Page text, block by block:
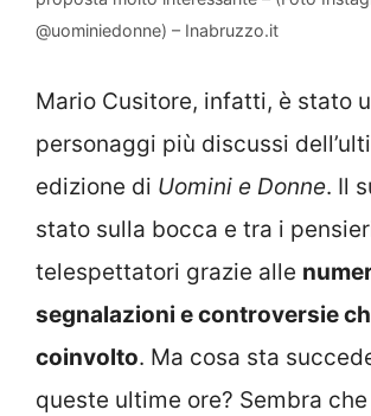
@uominiedonne) – Inabruzzo.it
Mario Cusitore, infatti, è stato
personaggi più discussi
edizione di Uomini e Donne. Il
stato sulla bocca e tra i
telespettatori grazie alle
segnalazioni e controversie
coinvolto. Ma cosa sta
queste ultime ore? Sembra